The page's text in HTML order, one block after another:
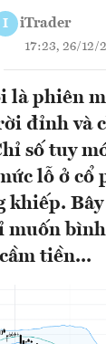
I iTrader
17:23, 26/12/
là phiên
đỉnh và
số tuy
lỗ ở cổ
khiếp.
muốn bình
tiền...